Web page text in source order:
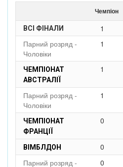
Чемпіон
ВСІ ФІНАЛИ 1
Парний розряд -
Чоловіки
1
ЧЕМПІОНАТ
АВСТРАЛІЇ
1
Парний розряд -
Чоловіки
1
ЧЕМПІОНАТ
ФРАНЦІЇ
0
ВІМБЛДОН 0
Парний розряд -
0